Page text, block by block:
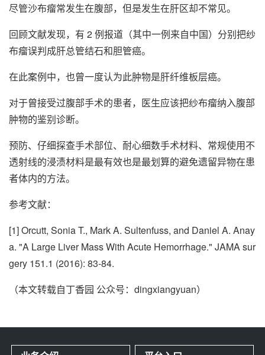
尽管沙布瘤常发生在腹部，但是发生在肝区却不常见。
回顾文献发现，有 2 例报道（其中一例来自中国）分别把纱
布瘤误判成肝总管结石和胆管癌。
在此案例中，也曾一度认为此肿物是肝纤维板层癌。
对于曾接受过腹部手术的患者，医生应该把纱布瘤纳入腹部
肿物的鉴别诊断。
预防、仔细探查手术部位、耐心细数手术材料、常规使用不
透射线的浸渍材料是最有效也是最划算的避免遗留异物在患
者体内的方法。
参考文献：
[1] Orcutt, Sonia T., Mark A. Sultenfuss, and Daniel A. Anay
a. "A Large Liver Mass With Acute Hemorrhage." JAMA sur
gery 151.1 (2016): 83-84.
（本文转载自丁香园 公众号：dingxiangyuan）